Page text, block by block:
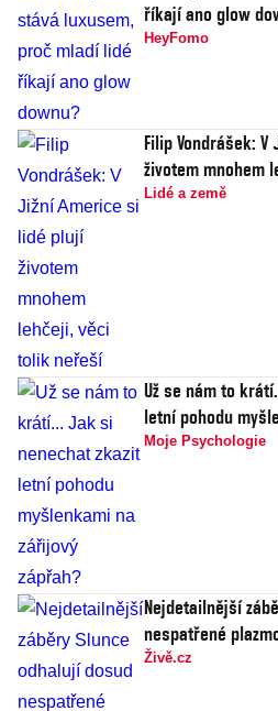
říkají ano glow
HeyFomo
Filip Vondrášek:
životem mnohem
Lidé a země
Už se nám to
letní pohodu
Moje Psychologie
Nejdetailnější
nespatřené
Živě.cz